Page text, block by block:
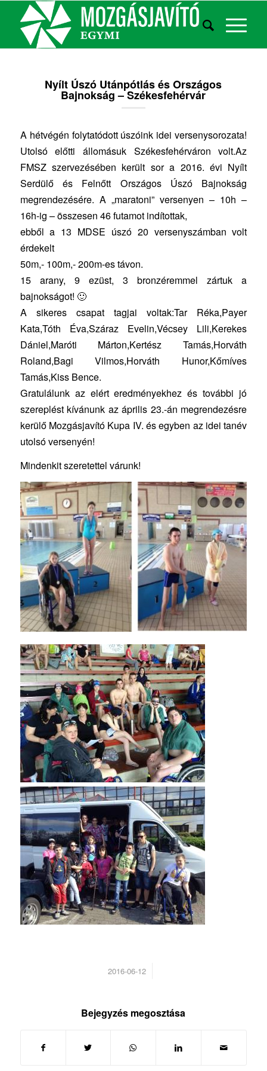
Nyílt Úszó Utánpótlás és Országos
Bajnokság – Székesfehérvár
A hétvégén folytatódott úszóink idei versenysorozata!
Utolsó előtti állomásuk Székesfehérváron volt.Az
FMSZ szervezésében került sor a 2016. évi Nyílt
Serdülő és Felnőtt Országos Úszó Bajnokság
megrendezésére. A „maratoni” versenyen – 10h –
16h-ig – összesen 46 futamot indítottak,
ebből a 13 MDSE úszó 20 versenyszámban volt
érdekelt
50m,- 100m,- 200m-es távon.
15 arany, 9 ezüst, 3 bronzéremmel zártuk a
bajnokságot! 🙂
A sikeres csapat tagjai voltak:Tar Réka,Payer
Kata,Tóth Éva,Száraz Evelin,Vécsey Lili,Kerekes
Dániel,Maróti Márton,Kertész Tamás,Horváth
Roland,Bagi Vilmos,Horváth Hunor,Kőmíves
Tamás,Kiss Bence.
Gratulálunk az elért eredményekhez és további jó
szereplést kívánunk az április 23.-án megrendezésre
kerülő Mozgásjavító Kupa IV. és egyben az idei tanév
utolsó versenyén!
Mindenkit szeretettel várunk!
2016-06-12
/
Bejegyzés megosztása